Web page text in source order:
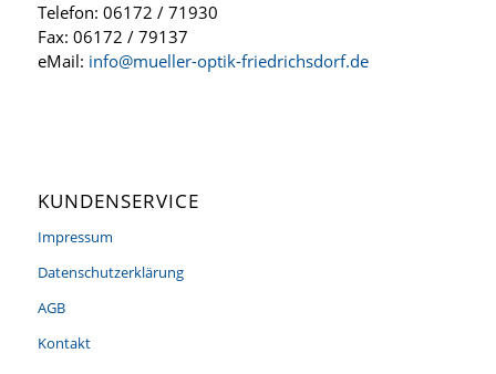
Telefon: 06172 / 71930
Fax: 06172 / 79137
eMail: info@mueller-optik-friedrichsdorf.de
KUNDENSERVICE
Impressum
Datenschutzerklärung
AGB
Kontakt